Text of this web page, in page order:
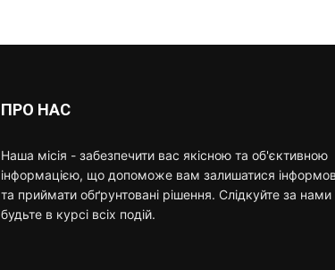
ПРО НАС
Наша місія - забезпечити вас якісною та об'єктивною
інформацією, що допоможе вам залишатися
та приймати обґрунтовані рішення. Слідкуйте за нами
будьте в курсі всіх подій.